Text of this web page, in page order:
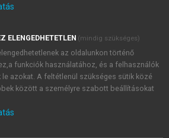
Akadémiai Kiadó Zrt. újdonságairól,
foglaltakat tudomásul
feltételeket, valamint a szotar.netés a
foglaltakat
és elfogadom.
KIPRÓBÁLOM
ELENGEDHETETLEN (mindig szükséges)
az oldalunkon történő
funkciók használatához, és a felhasználók
le azokat. A feltétlenül szükséges sütik közé
között a személyre szabott beállításokat